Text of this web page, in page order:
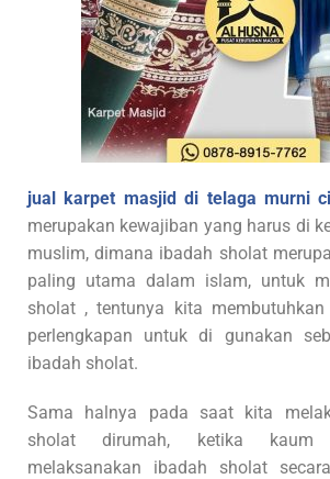
jual karpet masjid di telaga murni
merupakan kewajiban yang harus di
muslim, dimana ibadah sholat
paling utama dalam islam, untuk
sholat , tentunya kita
perlengkapan untuk di gunakan
ibadah sholat.
Sama halnya pada saat kita
sholat dirumah, ketika kaum
melaksanakan ibadah sholat